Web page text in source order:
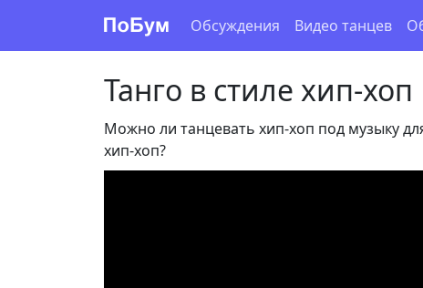
Обсуждения Видео танцев
Танго в стиле хип-хоп
Можно ли танцевать хип-хоп под музыку
хип-хоп?